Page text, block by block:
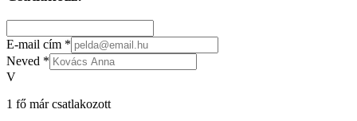
E-mail cím *
Neved *
V
1 fő már csatlakozott